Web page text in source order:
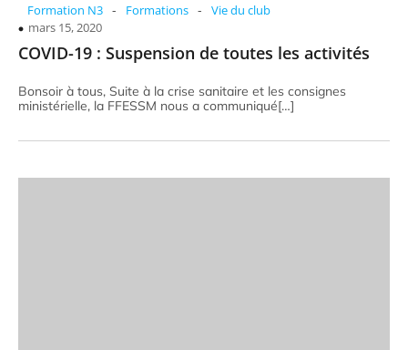
Formation N3 - Formations -
Vie du club
mars 15, 2020
COVID-19 : Suspension de toutes les activités
Bonsoir à tous, Suite à la crise sanitaire et les consignes
ministérielle, la FFESSM nous a communiqué[…]